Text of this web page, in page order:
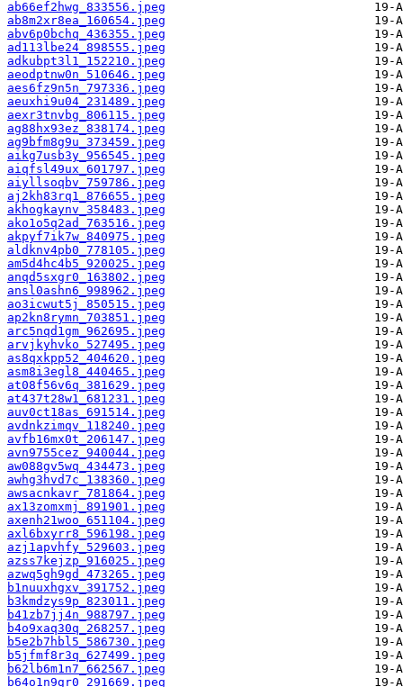
ab66ef2hwg_833556.jpeg
ab8m2xr8ea_160654.jpeg
abv6p0bchq_436355.jpeg
ad113lbe24_898555.jpeg
adkubpt3l1_152210.jpeg
aeodptnw0n_510646.jpeg
aes6fz9n5n_797336.jpeg
aeuxhi9u04_231489.jpeg
aexr3tnvbg_806115.jpeg
ag88hx93ez_838174.jpeg
ag9bfm8g9u_373459.jpeg
aikg7usb3y_956545.jpeg
aiqfsl49ux_601797.jpeg
aiyllsoqbv_759786.jpeg
aj2kh83rq1_876655.jpeg
akhogkaynv_358483.jpeg
ako1o5q2ad_763516.jpeg
akpyf7ik7w_840975.jpeg
aldknv4pb0_778105.jpeg
am5d4hc4b5_920025.jpeg
anqd5sxgr0_163802.jpeg
ansl0ashn6_998962.jpeg
ao3icwut5j_850515.jpeg
ap2kn8rymn_703851.jpeg
arc5nqd1gm_962695.jpeg
arvjkyhvko_527495.jpeg
as8qxkpp52_404620.jpeg
asm8i3egl8_440465.jpeg
at08f56v6q_381629.jpeg
at437t28w1_681231.jpeg
auv0ct18as_691514.jpeg
avdnkzimqv_118240.jpeg
avfb16mx0t_206147.jpeg
avn9755cez_940044.jpeg
aw088gv5wq_434473.jpeg
awhg3hvd7c_138360.jpeg
awsacnkavr_781864.jpeg
ax13zomxmj_891901.jpeg
axenh21woo_651104.jpeg
axl6bxyrr8_596198.jpeg
azj1apvhfy_529603.jpeg
azss7kejzp_916025.jpeg
azwq5gh9gd_473265.jpeg
b1nuuxhgxv_391752.jpeg
b3kmdzys9p_823011.jpeg
b41zb7jj4n_988797.jpeg
b4o9xaq30q_268257.jpeg
b5e2b7hbl5_586730.jpeg
b5jfmf8r3q_627499.jpeg
b62lb6m1n7_662567.jpeg
b64o1n9gr0_291669.jpeg